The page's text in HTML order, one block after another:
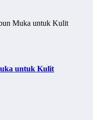
untuk Kulit